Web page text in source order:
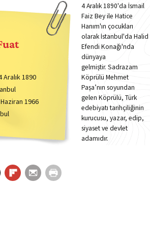
Aralık 1890
1966
4 Aralık 1890'da İsmail
Faiz Bey ile Hatice
Hanım'ın çocukları
olarak İstanbul'da Halid
Efendi Konağı'nda
dünyaya
gelmiştir. Sadrazam
Köprülü Mehmet
Paşa’nın soyundan
gelen Köprülü, Türk
edebiyatı tarihçiliğinin
kurucusu, yazar, edip,
siyaset ve devlet
adamıdır.